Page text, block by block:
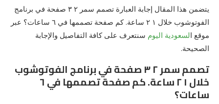
يتضمن هذا المقال إجابة العبارة تصمم سمر ٢ ٣ صفحة في برنامج
الفوتوشوب خلال ١ ٢ ساعة. كم صفحة تصممها في ٦ ساعات؟ عبر
موقع السعودية اليوم سنتعرف على كافة التفاصيل والإجابة
الصحيحة.
تصمم سمر ٢ ٣ صفحة في برنامج الفوتوشوب
خلال ١ ٢ ساعة. كم صفحة تصممها في ٦
ساعات؟